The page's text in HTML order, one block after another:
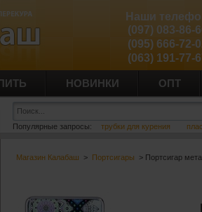
Наши
(097) 083-86-
(095) 666-72-
(063) 191-77-
НОВИНКИ ОПТ
Популярные запросы: трубки для курения
Магазин Калабаш > Портсигары > Портсигар